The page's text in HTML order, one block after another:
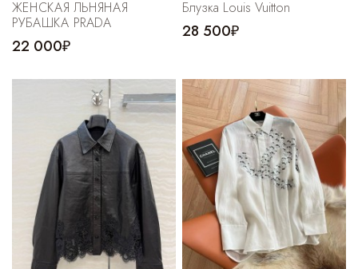
ЖЕНСКАЯ ЛЬНЯНАЯ
РУБАШКА PRADA
22 000₽
Блузка Louis Vuitton
28 500₽